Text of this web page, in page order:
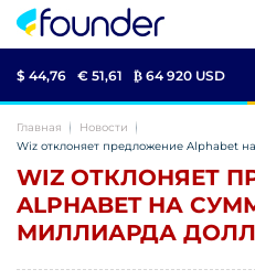
$ 44,76 € 51,61 ₿ 64 920 USD
Главная
Новости
Wiz отклоняет предложение Alphabet
WIZ ОТКЛОНЯЕТ
ALPHABET НА
МИЛЛИАРДА